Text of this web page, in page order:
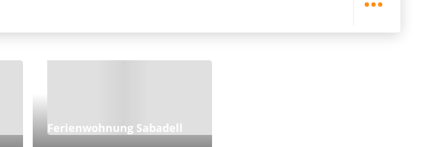
Ferienwohnung Sabadell